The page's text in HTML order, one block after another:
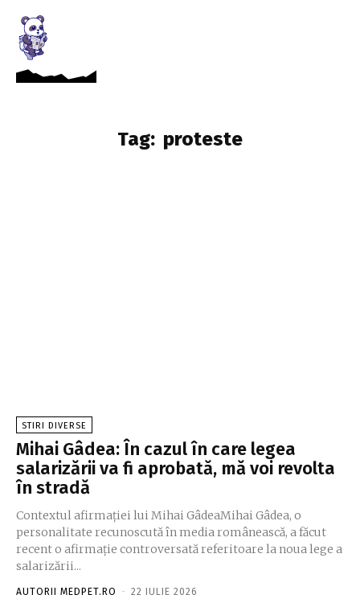
Tag: proteste
STIRI DIVERSE
Mihai Gâdea: În cazul în care legea
salarizării va fi aprobată, mă voi revolta
în stradă
Contextul afirmației lui Mihai GâdeaMihai Gâdea, o
personalitate recunoscută în media românească, a făcut
recent o afirmație controversată referitoare la noua lege a
salarizării...
AUTORII MEDPET.RO - 22 IULIE 2026